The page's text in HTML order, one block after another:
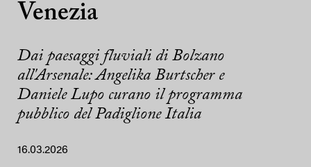
Venezia
Dai paesaggi fluviali di Bolzano
all'Arsenale: Angelika Burtscher e
Daniele Lupo curano il programma
pubblico del Padiglione Italia
16.03.2026